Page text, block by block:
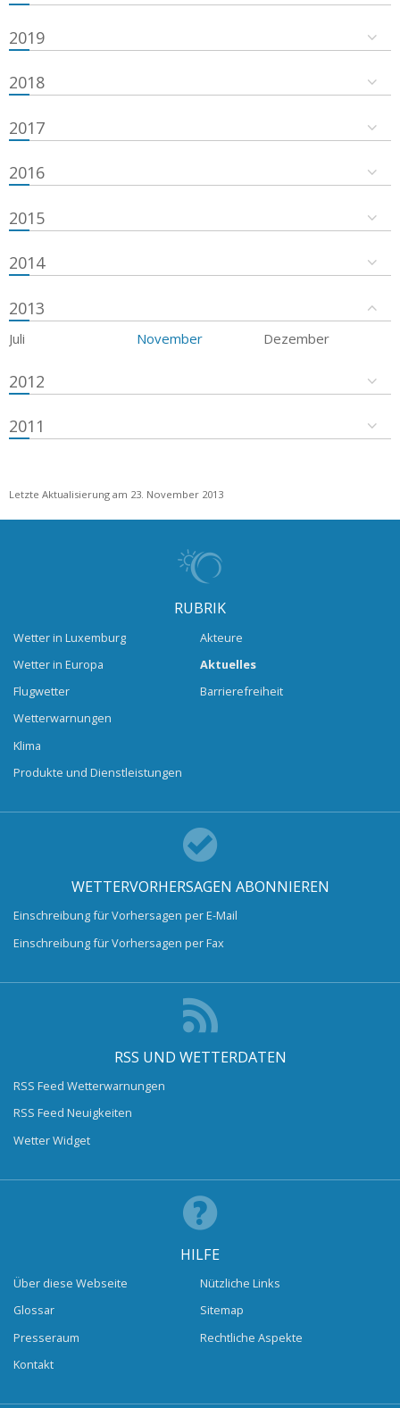
2019
2018
2017
2016
2015
2014
2013
Juli November Dezember
2012
2011
Letzte Aktualisierung am 23. November 2013
RUBRIK
Wetter in Luxemburg
Wetter in Europa
Flugwetter
Wetterwarnungen
Klima
Produkte und Dienstleistungen
Akteure
Aktuelles
Barrierefreiheit
WETTERVORHERSAGEN ABONNIEREN
Einschreibung für Vorhersagen per E-Mail
Einschreibung für Vorhersagen per Fax
RSS UND WETTERDATEN
RSS Feed Wetterwarnungen
RSS Feed Neuigkeiten
Wetter Widget
HILFE
Über diese Webseite
Glossar
Presseraum
Kontakt
Nützliche Links
Sitemap
Rechtliche Aspekte